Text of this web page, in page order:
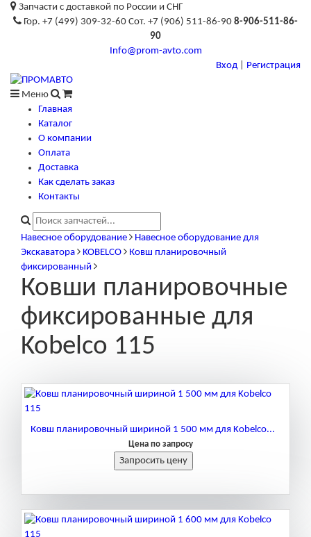
Запчасти с доставкой по России и СНГ
Гор. +7 (499) 309-32-60 Сот. +7 (906) 511-86-90 8-906-511-86-
90
Info@prom-avto.com
Вход
Регистрация
Меню
Главная
Каталог
О компании
Оплата
Доставка
Как сделать заказ
Контакты
Навесное оборудование
Навесное оборудование для
Экскаватора
KOBELCO
Ковш планировочный
фиксированный
Ковши планировочные
фиксированные для
Kobelco 115
Ковш планировочный шириной 1 500 мм для Kobelco...
Цена по запросу